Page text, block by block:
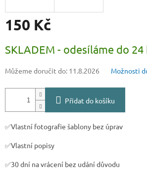
150 Kč
cena:
SKLADEM - odesíláme do
Můžeme doručit do: 11.8.2026 Možnosti
Přidat do košíku
✅Vlastní fotografie šablony bez úprav
✅Vlastní popisy
✅30 dní na vrácení bez udání důvodu